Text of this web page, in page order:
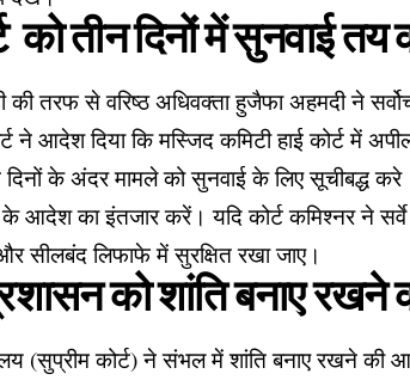
को तीन दिनों में सुनवाई
की तरफ से वरिष्ठ अधिवक्ता हुजैफा अहमदी ने
ने आदेश दिया कि मस्जिद कमिटी हाई कोर्ट में
दिनों के अंदर मामले को सुनवाई के लिए सूचीबद्ध
आदेश का इंतजार करें। यदि कोर्ट कमिश्नर ने सर्वे
सीलबंद लिफाफे में सुरक्षित रखा जाए।
को शांति बनाए रखने
(सुप्रीम कोर्ट) ने संभल में शांति बनाए रखने